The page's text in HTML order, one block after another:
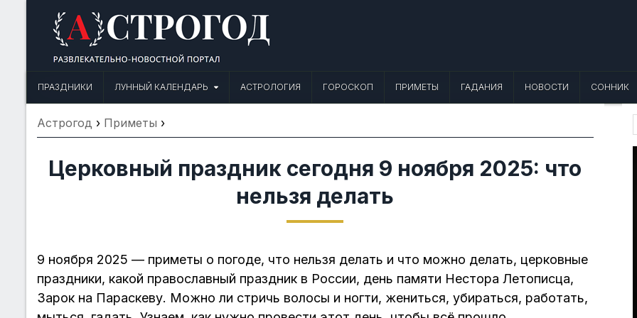
Астрогод: Праздники сегодня, Лунный календарь, Приметы, Что
ПРАЗДНИКИ
ЛУННЫЙ КАЛЕНДАРЬ АСТРОЛОГИЯ ГОРОСКОП ПРИМЕТЫ ГАДАНИЯ НОВОСТИ СОННИК
Астрогод › Приметы ›
Церковный праздник сегодня 9 ноября 2025: что
нельзя делать
9 ноября 2025 — приметы о погоде, что нельзя делать и что можно делать, церковные
праздники, какой православный праздник в России, день памяти Нестора Летописца,
Зарок на Параскеву. Можно ли стричь волосы и ногти, жениться, убираться, работать,